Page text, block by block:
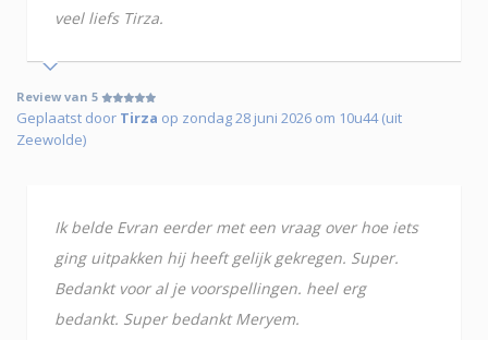
veel liefs Tirza.
Review van 5
Geplaatst door Tirza op zondag 28 juni 2026 om 10u44 (uit
Zeewolde)
Ik belde Evran eerder met een vraag over hoe iets
ging uitpakken hij heeft gelijk gekregen. Super.
Bedankt voor al je voorspellingen. heel erg
bedankt. Super bedankt Meryem.